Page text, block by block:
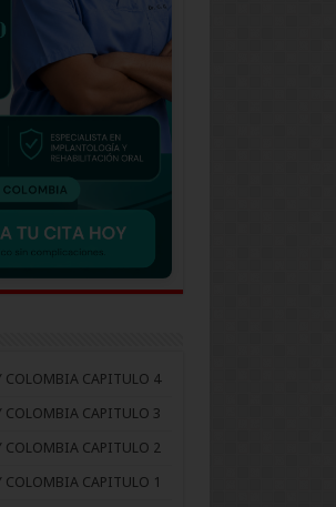
COLOMBIA CAPITULO 4
COLOMBIA CAPITULO 3
COLOMBIA CAPITULO 2
COLOMBIA CAPITULO 1